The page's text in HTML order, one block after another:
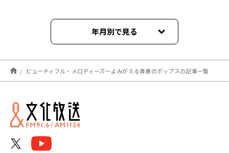
年月別で見る
2025年03月
2025年02月
2025年01月
ビューティフル・メロディーズ～よみがえる青春のポップスの記事一覧